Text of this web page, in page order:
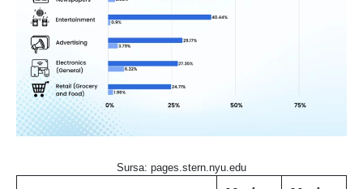
Sursa: pages.stern.nyu.edu